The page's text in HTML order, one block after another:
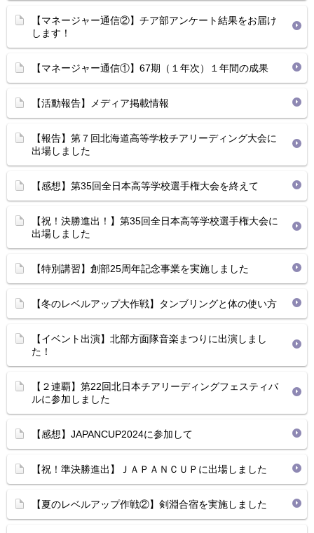
【マネージャー通信②】チア部アンケート結果をお届け
します！
【マネージャー通信①】67期（１年次）１年間の成果
【活動報告】メディア掲載情報
【報告】第７回北海道高等学校チアリーディング大会に
出場しました
【感想】第35回全日本高等学校選手権大会を終えて
【祝！決勝進出！】第35回全日本高等学校選手権大会に
出場しました
【特別講習】創部25周年記念事業を実施しました
【冬のレベルアップ大作戦】タンブリングと体の使い方
【イベント出演】北部方面隊音楽まつりに出演しまし
た！
【２連覇】第22回北日本チアリーディングフェスティバ
ルに参加しました
【感想】JAPANCUP2024に参加して
【祝！準決勝進出】ＪＡＰＡＮＣＵＰに出場しました
【夏のレベルアップ作戦②】剣淵合宿を実施しました